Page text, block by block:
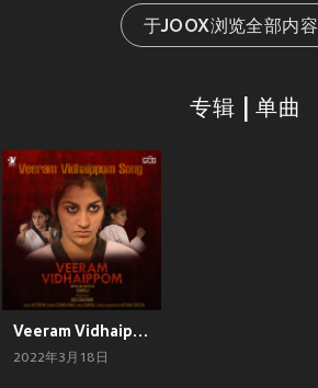
于JOOX浏览全部内容
专辑 | 单曲
Veeram Vidhaipom (From "Veeram Vidhaipom")
2022年3月18日